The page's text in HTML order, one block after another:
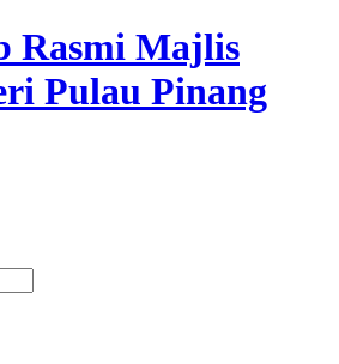
Rasmi Majlis
Pulau Pinang